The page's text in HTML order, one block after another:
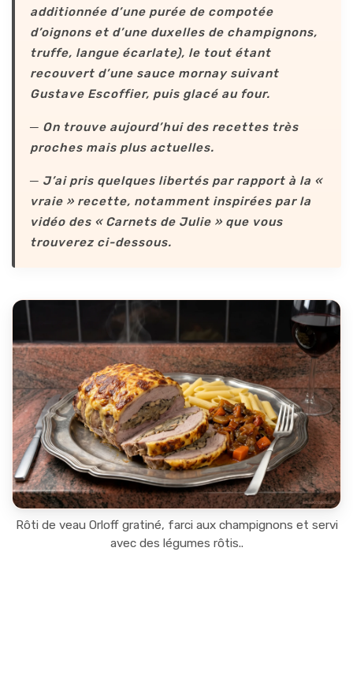
additionnée d’une purée de compotée
d’oignons et d’une duxelles de champignons,
truffe, langue écarlate), le tout étant
recouvert d’une sauce mornay suivant
Gustave Escoffier, puis glacé au four.
─ On trouve aujourd’hui des recettes très
proches mais plus actuelles.
─ J’ai pris quelques libertés par rapport à la «
vraie » recette, notamment inspirées par la
vidéo des « Carnets de Julie » que vous
trouverez ci-dessous.
Rôti de veau Orloff gratiné, farci aux champignons et servi
avec des légumes rôtis..